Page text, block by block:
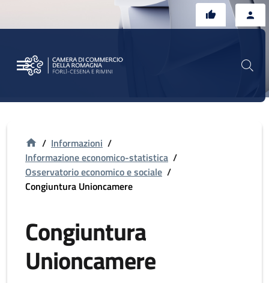
/ Informazioni /
Informazione economico-statistica /
Osservatorio economico e sociale /
Congiuntura Unioncamere
Congiuntura
Unioncamere